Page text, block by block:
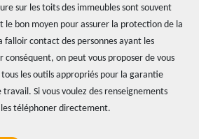
sur les toits des immeubles sont souvent
le bon moyen pour assurer la protection de la
falloir contact des personnes ayant les
conséquent, on peut vous proposer de vous
les outils appropriés pour la garantie
Si vous voulez des renseignements
téléphoner directement.